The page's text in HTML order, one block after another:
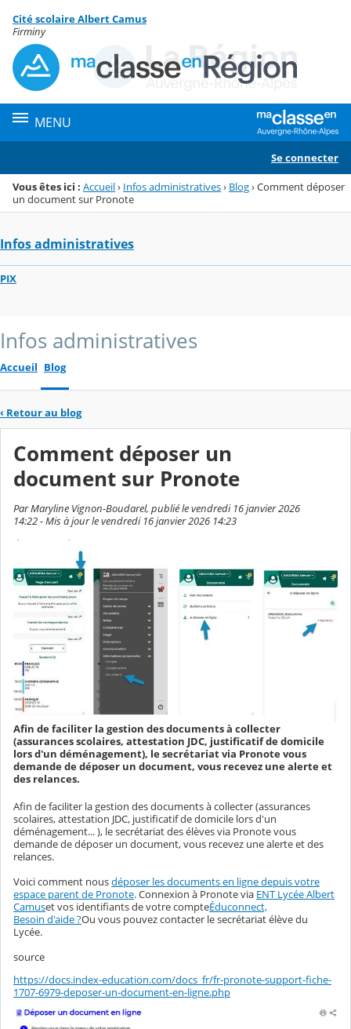
Menu de la rubrique
Contenu
Cité scolaire Albert Camus
Firminy
MENU
Se connecter
Vous êtes ici : Accueil› Infos administratives› Blog›Comment déposer
un document sur Pronote
Infos administratives
PIX
Infos administratives
Accueil Blog
‹ Retour au blog
Comment déposer un
document sur Pronote
Par Maryline Vignon-Boudarel, publié le vendredi 16 janvier 2026
14:22 - Mis à jour le vendredi 16 janvier 2026 14:23
Afin de faciliter la gestion des documents à collecter
(assurances scolaires, attestation JDC, justificatif de domicile
lors d'un déménagement), le secrétariat via Pronote vous
demande de déposer un document, vous recevez une alerte et
des relances.
Afin de faciliter la gestion des documents à collecter (assurances
scolaires, attestation JDC, justificatif de domicile lors d'un
déménagement... ), le secrétariat des élèves via Pronote vous
demande de déposer un document, vous recevez une alerte et des
relances.
Voici comment nousdéposer les documents en ligne depuis votre
espace parent de Pronote. Connexion à Pronote via ENT Lycée Albert
Camuset vos identifiants de votre compteÉduconnect,
Besoin d'aide ?Ou vous pouvez contacter le secrétariat élève du
Lycée.
source
https://docs.index-education.com/docs_fr/fr-pronote-support-fiche-
1707-6979-deposer-un-document-en-ligne.php